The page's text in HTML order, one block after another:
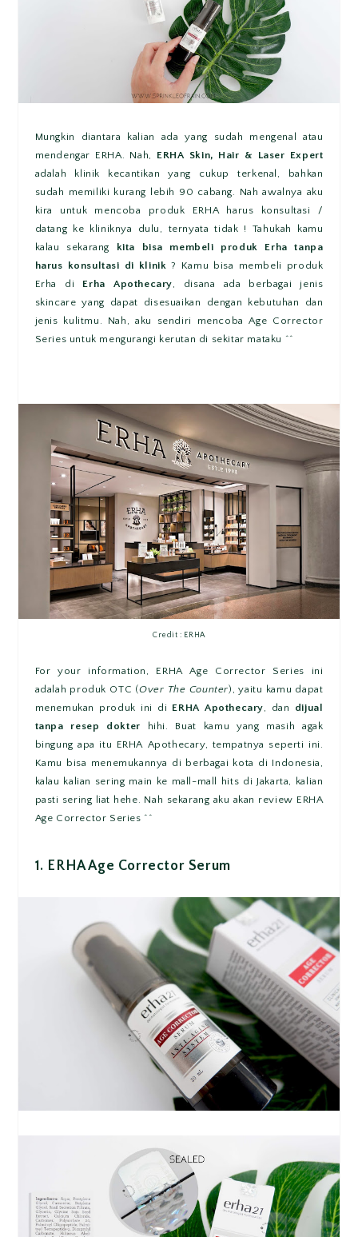
Mungkin diantara kalian ada yang sudah mengenal atau
mendengar ERHA. Nah, ERHA Skin, Hair & Laser Expert
adalah klinik kecantikan yang cukup terkenal, bahkan
sudah memiliki kurang lebih 90 cabang. Nah awalnya aku
kira untuk mencoba produk ERHA harus konsultasi /
datang ke kliniknya dulu, ternyata tidak ! Tahukah kamu
kalau sekarang
kita bisa membeli produk Erha tanpa
harus konsultasi di klinik ? Kamu bisa membeli produk
Erha di Erha Apothecary, disana ada berbagai jenis
skincare yang dapat disesuaikan dengan kebutuhan dan
jenis kulitmu. Nah, aku sendiri mencoba Age Corrector
Series untuk mengurangi kerutan di sekitar mataku ^^
Credit : ERHA
For your information, ERHA Age Corrector Series ini
adalah produk OTC (Over The Counter), yaitu kamu dapat
menemukan produk ini di ERHA Apothecary , dan dijual
tanpa resep dokter hihi. Buat kamu yang masih agak
bingung apa itu ERHA Apothecary, tempatnya seperti ini.
Kamu bisa menemukannya di berbagai kota di Indonesia,
kalau kalian sering main ke mall-mall hits di Jakarta, kalian
pasti sering liat hehe. Nah sekarang aku akan review ERHA
Age Corrector Series ^^
1. ERHA Age Corrector Serum